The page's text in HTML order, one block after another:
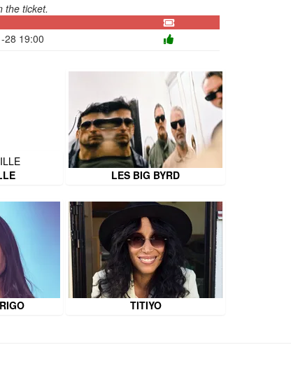
the ticket.
28 19:00
LES BIG BYRD
TITIYO